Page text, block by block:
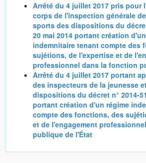
Arrêté du 4 juillet 2017 pris pour
corps de l'inspection générale
sports des dispositions du
20 mai 2014 portant création
indemnitaire tenant compte des
sujétions, de l'expertise et de
professionnel dans la fonction
Arrêté du 4 juillet 2017 portant
des inspecteurs de la jeunesse
dispositions du décret n° 2014-
portant création d'un régime
compte des fonctions, des
et de l'engagement
publique de l'État